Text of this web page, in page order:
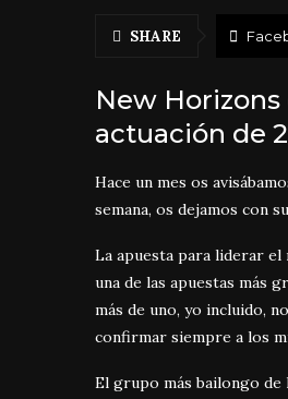
SHARE
New
actuación de
Hace un mes os
semana, os dejamos con
La apuesta para liderar el
una de las apuestas más
más de uno, yo incluido,
confirmar siempre a los
El grupo más bailongo